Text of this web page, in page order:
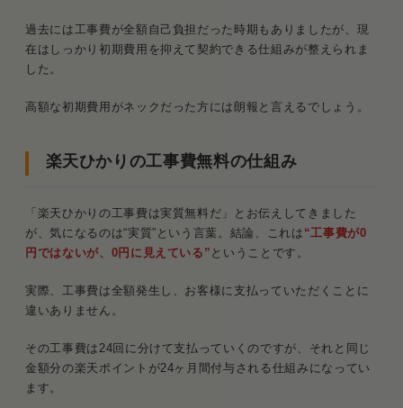
れる
ますか？
Q．1年間月額料金無料キャンペーンは終了
過去には工事費が全額自己負担だった時期もありましたが、現
在はしっかり初期費用を抑えて契約できる仕組みが整えられま
した。
高額な初期費用がネックだった方には朗報と言えるでしょう。
楽天ひかりの工事費無料の仕組み
「楽天ひかりの工事費は実質無料だ」とお伝えしてきました
が、気になるのは“実質”という言葉。結論、これは “工事費が0
円ではないが、0円に見えている” ということです。
実際、工事費は全額発生し、お客様に支払っていただくことに
違いありません。
その工事費は24回に分けて支払っていくのですが、それと同じ
金額分の楽天ポイントが24ヶ月間付与される仕組みになってい
ます。